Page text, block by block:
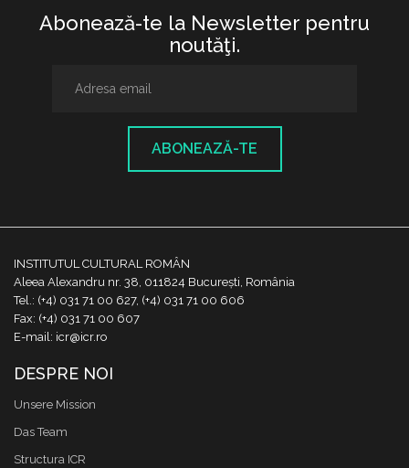
Abonează-te la Newsletter pentru
noutăţi.
ABONEAZĂ-TE
INSTITUTUL CULTURAL ROMÂN
Aleea Alexandru nr. 38, 011824 București, România
Tel.: (+4) 031 71 00 627, (+4) 031 71 00 606
Fax: (+4) 031 71 00 607
E-mail: icr@icr.ro
DESPRE NOI
Unsere Mission
Das Team
Structura ICR